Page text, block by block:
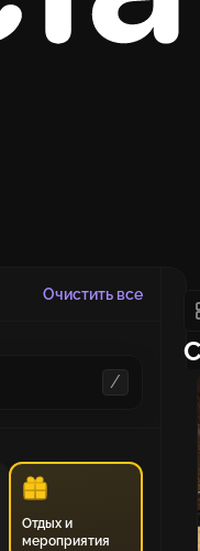
Очистить все
/
Отдых и
мероприятия